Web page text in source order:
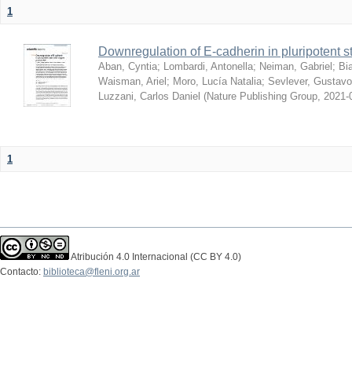
1
Downregulation of E-cadherin in pluripotent
Aban, Cyntia; Lombardi, Antonella; Neiman, Gabriel ;
Waisman, Ariel ; Moro, Lucía Natalia; Sevlever,
Luzzani, Carlos Daniel (Nature Publishing Group, 2021-
1
Atribución 4.0 Internacional (CC BY 4.0)
Contacto: biblioteca@fleni.org.ar